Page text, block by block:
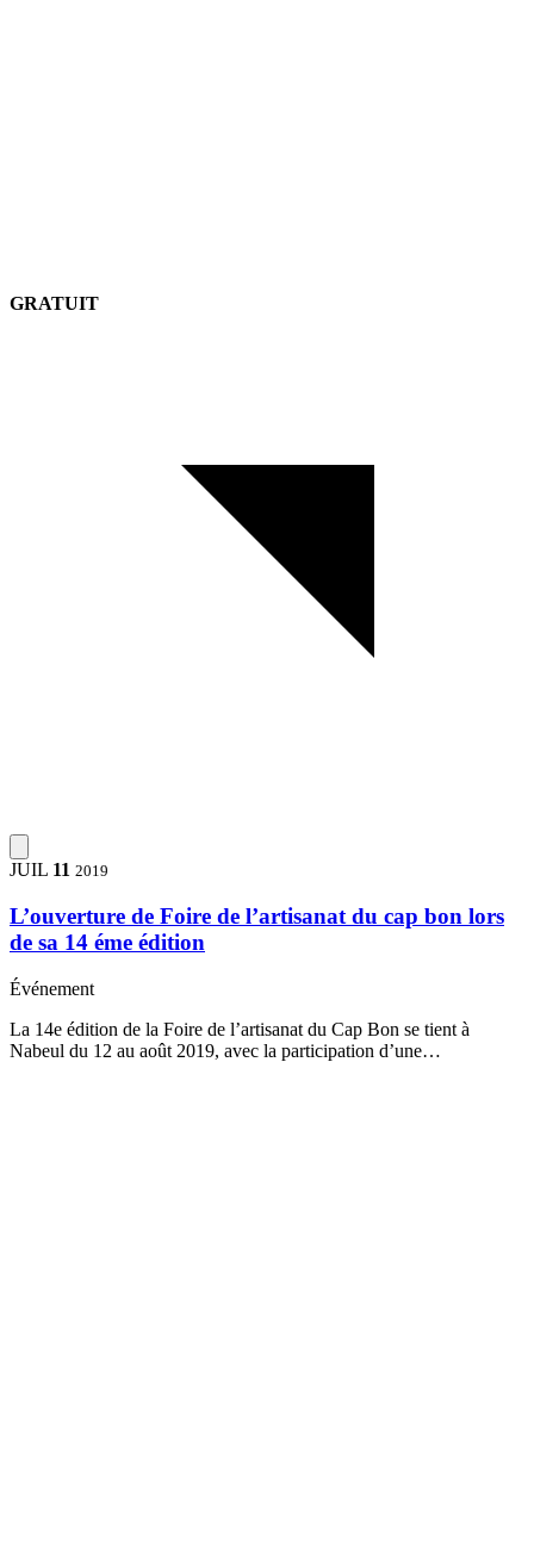
GRATUIT
JUIL 11 2019
L’ouverture de Foire de l’artisanat du cap bon lors
de sa 14 éme édition
Événement
La 14e édition de la Foire de l’artisanat du Cap Bon se tient à
Nabeul du 12 au août 2019, avec la participation d’une…